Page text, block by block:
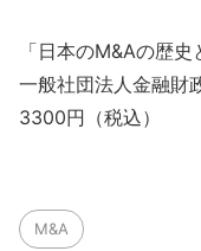
「日本のM&Aの歴史
一般社団法人金融財
3300円（税込）
M&A